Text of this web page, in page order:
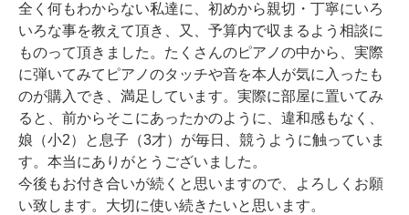
修理
タッチ・音色の調整
ピアノクリーニングと引越し
ピアノレンタル
全く何もわからない私達に、初めから親切・丁寧にいろ
いろな事を教えて頂き、又、予算内で収まるよう相談に
ものって頂きました。たくさんのピアノの中から、実際
に弾いてみてピアノのタッチや音を本人が気に入ったも
のが購入でき、満足しています。実際に部屋に置いてみ
ると、前からそこにあったかのように、違和感もなく、
娘（小2）と息子（3才）が毎日、競うように触っていま
す。本当にありがとうございました。
今後もお付き合いが続くと思いますので、よろしくお願
い致します。大切に使い続きたいと思います。